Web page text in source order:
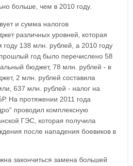
больше, чем в 2010 году.
и сумма налогов
различных уровней, которая
138 млн. рублей, а 2010 году
год было перечислено 58
бюджет, 78 млн. рублей - в
2 млн. рублей составила
637 млн. рублей - налог на
На протяжении 2011 года
проводил комплексную
ГЭС, которая получила
после нападения боевиков в
закончиться замена большей